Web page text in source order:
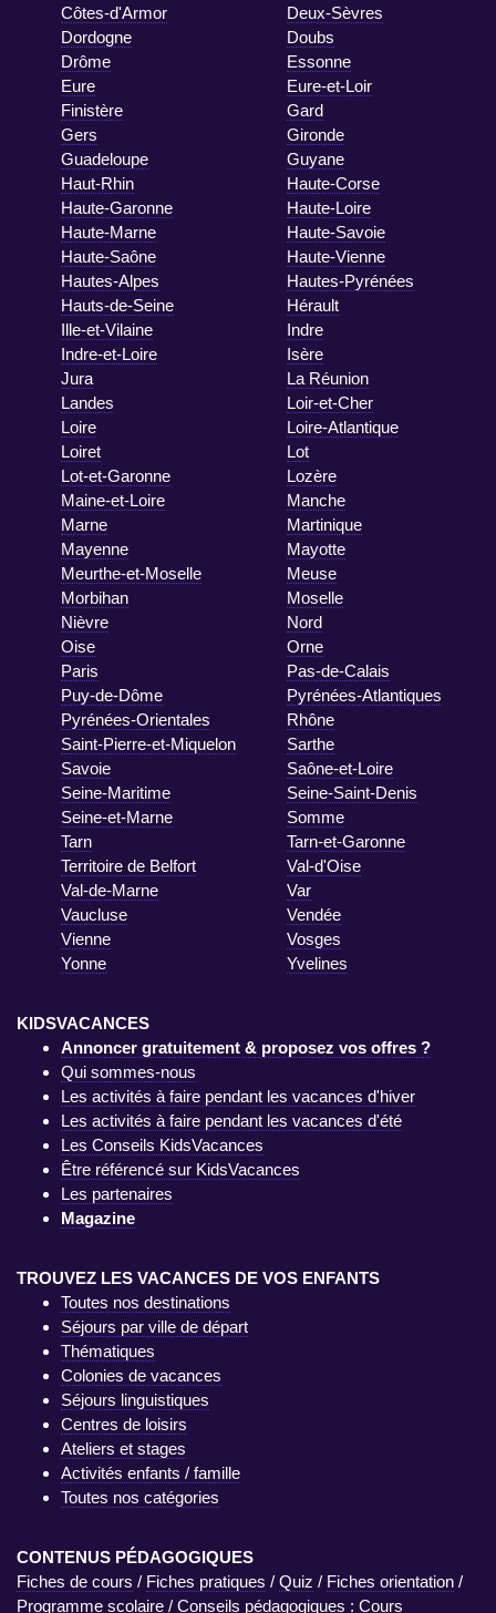
Côtes-d'Armor
Deux-Sèvres
Dordogne
Doubs
Drôme
Essonne
Eure
Eure-et-Loir
Finistère
Gard
Gers
Gironde
Guadeloupe
Guyane
Haut-Rhin
Haute-Corse
Haute-Garonne
Haute-Loire
Haute-Marne
Haute-Savoie
Haute-Saône
Haute-Vienne
Hautes-Alpes
Hautes-Pyrénées
Hauts-de-Seine
Hérault
Ille-et-Vilaine
Indre
Indre-et-Loire
Isère
Jura
La Réunion
Landes
Loir-et-Cher
Loire
Loire-Atlantique
Loiret
Lot
Lot-et-Garonne
Lozère
Maine-et-Loire
Manche
Marne
Martinique
Mayenne
Mayotte
Meurthe-et-Moselle
Meuse
Morbihan
Moselle
Nièvre
Nord
Oise
Orne
Paris
Pas-de-Calais
Puy-de-Dôme
Pyrénées-Atlantiques
Pyrénées-Orientales
Rhône
Saint-Pierre-et-Miquelon
Sarthe
Savoie
Saône-et-Loire
Seine-Maritime
Seine-Saint-Denis
Seine-et-Marne
Somme
Tarn
Tarn-et-Garonne
Territoire de Belfort
Val-d'Oise
Val-de-Marne
Var
Vaucluse
Vendée
Vienne
Vosges
Yonne
Yvelines
KIDSVACANCES
Annoncer gratuitement & proposez vos offres ?
Qui sommes-nous
Les activités à faire pendant les vacances d'hiver
Les activités à faire pendant les vacances d'été
Les Conseils KidsVacances
Être référencé sur KidsVacances
Les partenaires
Magazine
TROUVEZ LES VACANCES DE VOS ENFANTS
Toutes nos destinations
Séjours par ville de départ
Thématiques
Colonies de vacances
Séjours linguistiques
Centres de loisirs
Ateliers et stages
Activités enfants / famille
Toutes nos catégories
CONTENUS PÉDAGOGIQUES
Fiches de cours / Fiches pratiques / Quiz / Fiches orientation /
Programme scolaire / Conseils pédagogiques : Cours